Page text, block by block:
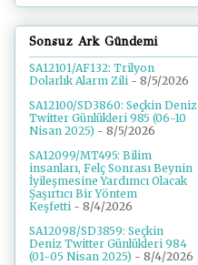
Sonsuz Ark Gündemi
SA12101/AF132: Trilyon
Dolarlık Alarm Zili - 8/5/2026
SA12100/SD3860: Seçkin Deniz
Twitter Günlükleri 985 (06-10
Nisan 2025) - 8/5/2026
SA12099/MT495: Bilim
insanları, Felç Sonrası Beynin
İyileşmesine Yardımcı Olacak
Şaşırtıcı Bir Yöntem
Keşfetti - 8/4/2026
SA12098/SD3859: Seçkin
Deniz Twitter Günlükleri 984
(01-05 Nisan 2025) - 8/4/2026